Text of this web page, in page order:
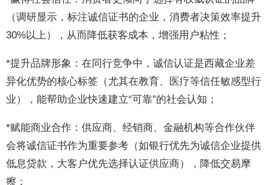
（调研显示，标注诚信证书的企业，消费者决策效率提升
30%以上），从而降低获客成本，增强用户粘性；
*提升品牌形象：在同行竞争中，诚信认证是西藏企业差
异化优势的核心标签（尤其在教育、医疗等信任敏感型行
业），能帮助企业快速建立“可靠”的社会认知；
*赋能商业合作：供应商、经销商、金融机构等合作伙伴
会将诚信证书作为重要参考（如银行优先为诚信企业提供
低息贷款，大客户优先选择认证供应商），降低交易摩
擦；